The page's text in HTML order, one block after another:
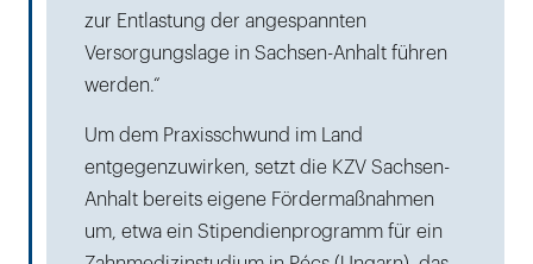
zur Entlastung der angespannten
Versorgungslage in Sachsen-Anhalt führen
werden.“
Um dem Praxisschwund im Land
entgegenzuwirken, setzt die KZV Sachsen-
Anhalt bereits eigene Fördermaßnahmen
um, etwa ein Stipendienprogramm für ein